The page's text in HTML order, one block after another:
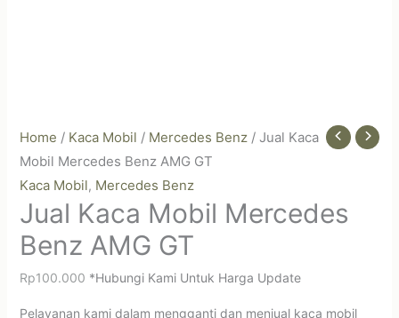
Home / Kaca Mobil / Mercedes Benz/ Jual Kaca
Mobil Mercedes Benz AMG GT
Kaca Mobil, Mercedes Benz
Jual Kaca Mobil Mercedes
Benz AMG GT
Rp100.000 *Hubungi Kami Untuk Harga Update
Pelayanan kami dalam mengganti dan menjual kaca mobil